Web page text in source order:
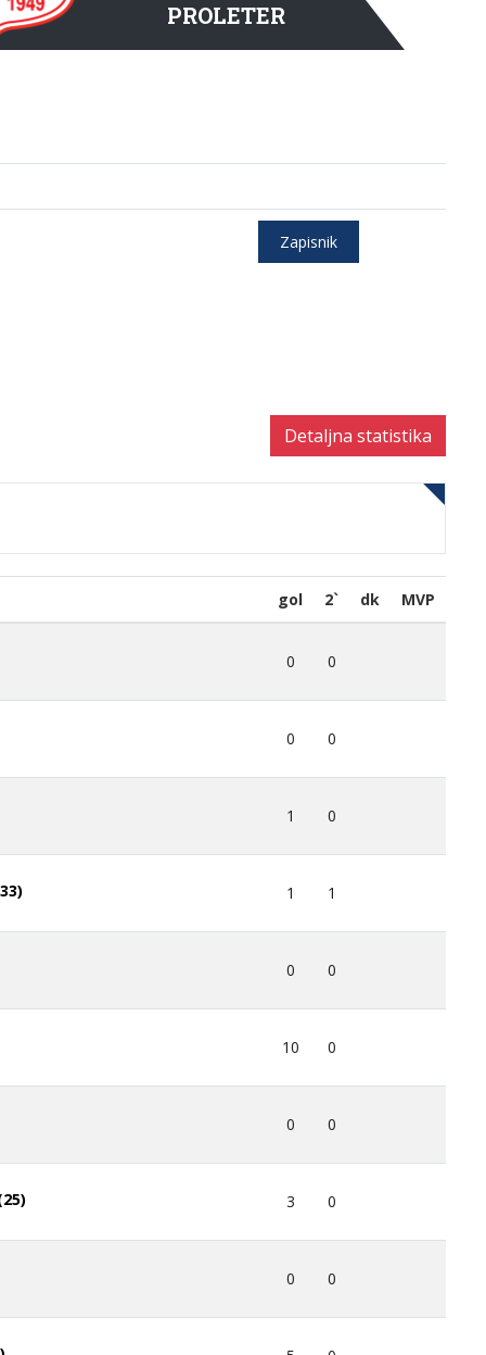
PROLETER
Zapisnik
Detaljna statistika
gol 2` dk MVP
0 0
0 0
1 0
1 1
0 0
10 0
0 0
3 0
0 0